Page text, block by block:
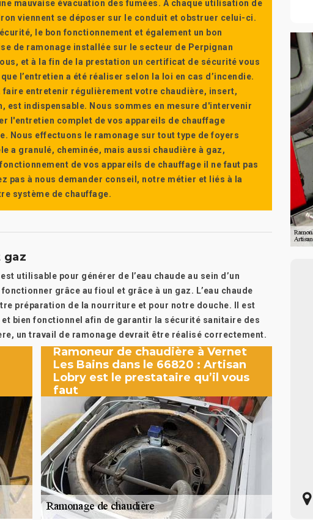
mauvaise évacuation des fumées. A chaque utilisation de
viennent se déposer sur le conduit et obstruer celui-ci.
le bon fonctionnement et également un bon
de ramonage installée sur le secteur de Perpignan
et à la fin de la prestation un certificat de sécurité vous
l’entretien a été réaliser selon la loi en cas d’incendie.
entretenir régulièrement votre chaudière, insert,
est indispensable. Nous sommes en mesure d'intervenir
l'entretien complet de vos appareils de chauffage
Nous effectuons le ramonage sur tout type de foyers
a granulé, cheminée, mais aussi chaudière à gaz,
de vos appareils de chauffage il ne faut pas
pas à nous demander conseil, notre métier et liés à la
système de chauffage.
gaz
utilisable pour générer de l’eau chaude au sein d’un
grâce au fioul et grâce à un gaz. L’eau chaude
préparation de la nourriture et pour notre douche. Il est
bien fonctionnel afin de garantir la sécurité sanitaire des
un travail de ramonage devrait être réalisé correctement.
Ramoneur de chaudière à Vernet
Les Bains dans le 66820 : Artisan
Lobry est le prestataire qu’il vous
faut